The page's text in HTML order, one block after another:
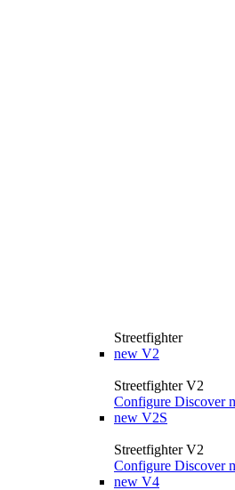
Streetfighter
new V2
Streetfighter V2
Configure Discover
new V2S
Streetfighter V2
Configure Discover
new V4